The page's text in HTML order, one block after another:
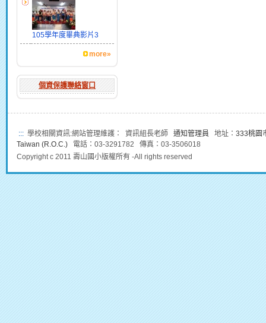
105學年度畢典影片3
more»
個資保護聯絡窗口
::: 學校相關資訊:網站管理維護： 資訊組長老師 通知管理員 地址： 333桃園
Taiwan (R.O.C.) 電話：03-3291782 傳真：03-3506018
Copyright c 2011 壽山國小版權所有 -All rights reserved